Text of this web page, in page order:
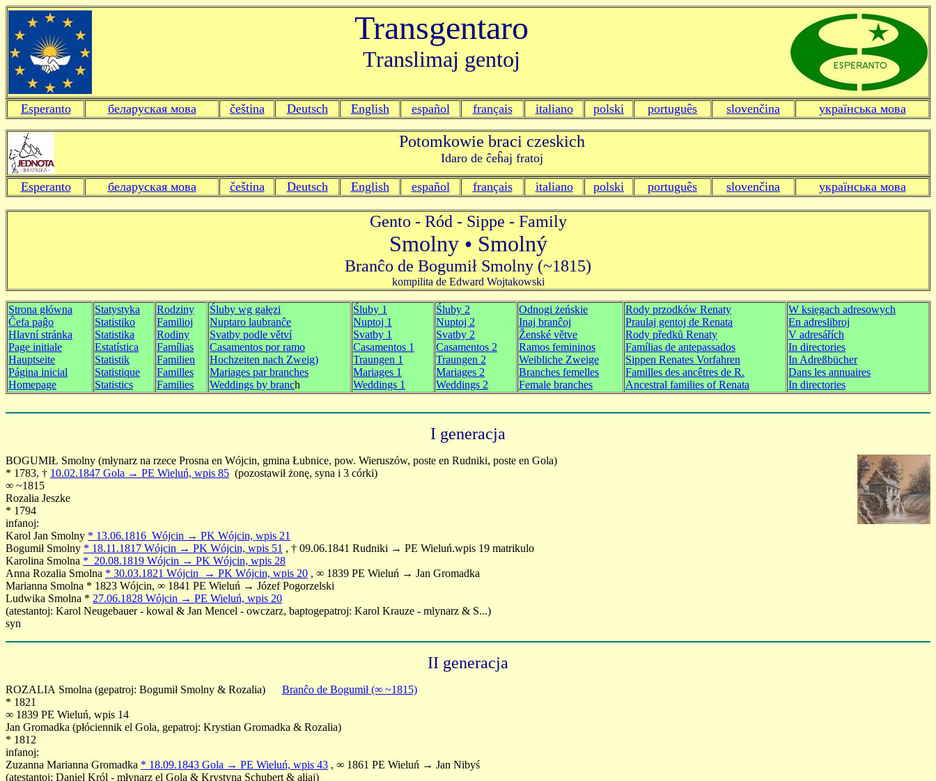
Transgentaro
Translimaj gentoj
Esperanto беларуская мова čeština Deutsch English español français italiano polski português slovenčina українська мова
Potomkowie braci czeskich
Idaro de ĉeĥaj fratoj
Esperanto беларуская мова čeština Deutsch English español français italiano polski português slovenčina українська мова
Gento - Ród - Sippe - Family
Smolny • Smolný
Branĉo de Bogumił Smolny (~1815)
kompilita de Edward Wojtakowski
Strona główna
Ĉefa paĝo
Hlavní stránka
Page initiale
Hauptseite
Página inicial
Homepage
Statystyka
Statistiko
Statistika
Estatística
Statistik
Statistique
Statistics
Rodziny
Familioj
Rodiny
Famílias
Familien
Familles
Families
Śluby wg gałęzi
Nuptaro laubranĉe
Svatby podle větví
Casamentos por ramo
Hochzeiten nach Zweig)
Mariages par branches
Weddings by branch
Śluby 1
Nuptoj 1
Svatby 1
Casamentos 1
Traungen 1
Mariages 1
Weddings 1
Śluby 2
Nuptoj 2
Svatby 2
Casamentos 2
Traungen 2
Mariages 2
Weddings 2
Odnogi żeńskie
Inaj branĉoj
Ženské větve
Ramos femininos
Weibliche Zweige
Branches femelles
Female branches
Rody przodków Renaty
Praulaj gentoj de Renata
Rody předků Renaty
Famílias de antepassados
Sippen Renates Vorfahren
Familles des ancêtres de R.
Ancestral families of Renata
W księgach adresowych
En adreslibroj
V adresářích
In directories
In Adreßbücher
Dans les annuaires
In directories
I generacja
BOGUMIŁ Smolny (młynarz na rzece Prosna en Wójcin, gmina Łubnice, pow. Wieruszów, poste en Rudniki, poste en Gola)
* 1783, † 10.02.1847 Gola → PE Wieluń, wpis 85 (pozostawił żonę, syna i 3 córki)
∞ ~1815
Rozalia Jeszke
* 1794
infanoj:
Karol Jan Smolny * 13.06.1816 Wójcin → PK Wójcin, wpis 21
Bogumił Smolny * 18.11.1817 Wójcin → PK Wójcin, wpis 51 , † 09.06.1841 Rudniki → PE Wieluń.wpis 19 matrikulo
Karolina Smolna * 20.08.1819 Wójcin → PK Wójcin, wpis 28
Anna Rozalia Smolna * 30.03.1821 Wójcin → PK Wójcin, wpis 20 , ∞ 1839 PE Wieluń → Jan Gromadka
Marianna Smolna * 1823 Wójcin, ∞ 1841 PE Wieluń → Józef Pogorzelski
Ludwika Smolna * 27.06.1828 Wójcin → PE Wieluń, wpis 20
(atestantoj: Karol Neugebauer - kowal & Jan Mencel - owczarz, baptogepatroj: Karol Krauze - mlynarz & S...)
syn
II generacja
ROZALIA Smolna (gepatroj: Bogumił Smolny & Rozalia) Branĉo de Bogumił (∞ ~1815)
* 1821
∞ 1839 PE Wieluń, wpis 14
Jan Gromadka (płóciennik el Gola, gepatroj: Krystian Gromadka & Rozalia)
* 1812
infanoj:
Zuzanna Marianna Gromadka * 18.09.1843 Gola → PE Wieluń, wpis 43 , ∞ 1861 PE Wieluń → Jan Nibyś
(atestantoj: Daniel Król - młynarz el Gola & Krystyna Schubert & aliaj)